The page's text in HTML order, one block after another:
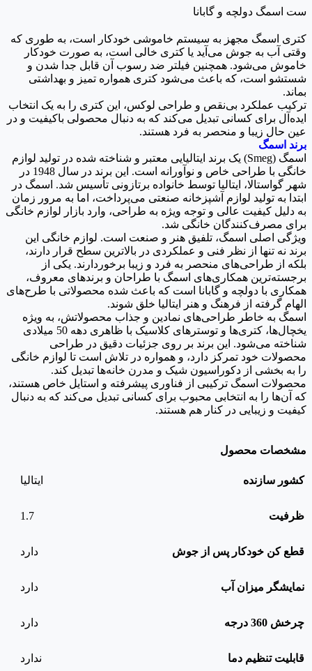
ست اسمگ دولچه و گابانا
کتری اسمگ مجهز به سیستم خاموشی خودکار است، به طوری که
وقتی آب به جوش می‌آید یا کتری خالی است، به صورت خودکار
خاموش می‌شود. همچنین فیلتر ضد رسوب آن قابل جدا شدن و
شستشو است، که باعث می‌شود کتری همواره تمیز و بهداشتی
بماند.
ترکیب عملکرد بی‌نقص و طراحی لوکس، این کتری را به یک انتخاب
ایده‌آل برای کسانی تبدیل می‌کند که به دنبال محصولی باکیفیت و در
عین حال زیبا و منحصر به فرد هستند.
برند اسمگ
اسمگ (Smeg) یک برند ایتالیایی معتبر و شناخته شده در تولید لوازم
خانگی با طراحی خاص و نوآورانه است. این برند در سال 1948 در
شهر گواستالا، ایتالیا توسط خانواده برتازونی تأسیس شد. اسمگ در
ابتدا به تولید لوازم آشپزخانه صنعتی می‌پرداخت، اما به مرور زمان
به دلیل کیفیت عالی و توجه ویژه به طراحی، وارد بازار لوازم خانگی
برای مصرف‌کنندگان خانگی شد.
ویژگی اصلی اسمگ، تلفیق هنر و صنعت است. لوازم خانگی این
برند نه تنها از نظر فنی و عملکردی در بالاترین سطح قرار دارند،
بلکه از طراحی‌های منحصر به فرد و زیبا برخوردارند. یکی از
برجسته‌ترین همکاری‌های اسمگ با طراحان و برندهای معروف،
همکاری با دولچه و گابانا است که باعث شده محصولاتی با طرح‌های
الهام گرفته از فرهنگ و هنر ایتالیا خلق شوند.
اسمگ به خاطر طراحی‌های نمادین و جذاب محصولاتش، به ویژه
یخچال‌ها، کتری‌ها و توسترهای کلاسیک با ظاهری دهه 50 میلادی
شناخته می‌شود. این برند بر روی جزئیات دقیق در طراحی
محصولات خود تمرکز دارد، و همواره در تلاش است تا لوازم خانگی
را به بخشی از دکوراسیون شیک و مدرن خانه‌ها تبدیل کند.
محصولات اسمگ ترکیبی از فناوری پیشرفته و استایل خاص هستند،
که آن‌ها را به انتخابی محبوب برای کسانی تبدیل می‌کند که به دنبال
کیفیت و زیبایی در کنار هم هستند.
مشخصات محصول
کشور سازنده ایتالیا
ظرفیت 1.7
قطع کن خودکار پس از جوش دارد
نمایشگر میزان آب دارد
چرخش 360 درجه دارد
قابلیت تنظیم دما ندارد